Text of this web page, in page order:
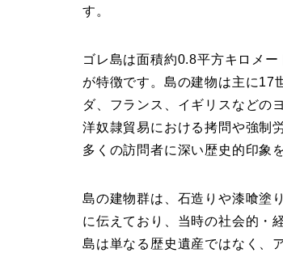
す。
ゴレ島は面積約0.8平方キロメー
が特徴です。島の建物は主に17
ダ、フランス、イギリスなどの
洋奴隷貿易における拷問や強制
多くの訪問者に深い歴史的印象
島の建物群は、 石造りや漆喰塗
に伝えており、当時の社会的・
島は単なる歴史遺産ではなく、